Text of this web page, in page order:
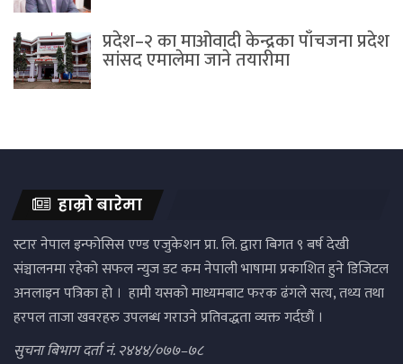
प्रदेश–२ का माओवादी केन्द्रका पाँचजना प्रदेश
सांसद एमालेमा जाने तयारीमा
हाम्रो बारेमा
स्टार नेपाल इन्फोसिस एण्ड एजुकेशन प्रा. लि. द्वारा बिगत ९ बर्ष देखी
संञ्चालनमा रहेको सफल न्युज डट कम नेपाली भाषामा प्रकाशित हुने डिजिटल
अनलाइन पत्रिका हो । हामी यसको माध्यमबाट फरक ढंगले सत्य, तथ्य तथा
हरपल ताजा खवरहरु उपलब्ध गराउने प्रतिवद्धता व्यक्त गर्दछौं ।
सुचना बिभाग दर्ता नं. २४४४/०७७–७८